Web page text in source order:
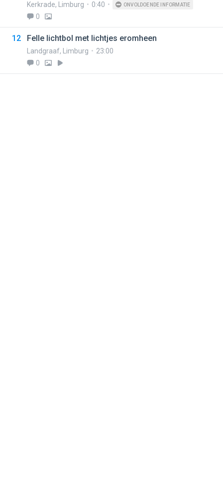
Kerkrade, Limburg 0:40 ONVOLDOENDE INFORMATIE
0
12 Felle lichtbol met lichtjes eromheen
Landgraaf, Limburg
23:00
0